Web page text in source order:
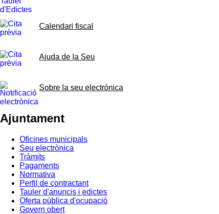
Calendari fiscal
Ajuda de la Seu
Sobre la seu electrònica
Ajuntament
Oficines municipals
Seu electrònica
Tràmits
Pagaments
Normativa
Perfil de contractant
Tauler d'anuncis i edictes
Oferta pública d'ocupació
Govern obert